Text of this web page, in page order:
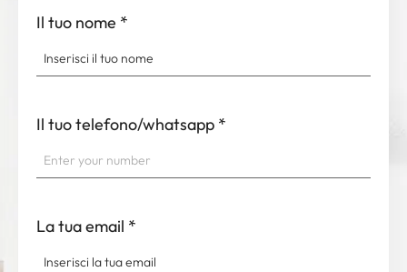
Il tuo nome *
Il tuo telefono/whatsapp *
La tua email *